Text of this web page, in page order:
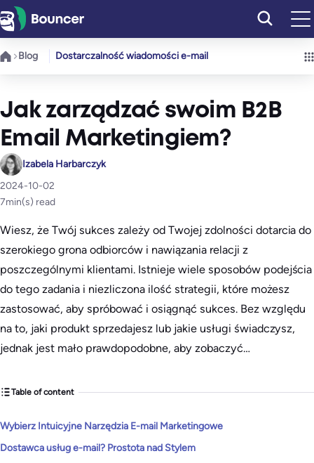
Przejdź
do
treści
Blog Dostarczalność wiadomości e-mail
Jak zarządzać swoim B2B
Email Marketingiem?
Izabela Harbarczyk
2024-10-02
7min(s) read
Wiesz, że Twój sukces zależy od Twojej zdolności dotarcia do
szerokiego grona odbiorców i nawiązania relacji z
poszczególnymi klientami. Istnieje wiele sposobów podejścia
do tego zadania i niezliczona ilość strategii, które możesz
zastosować, aby spróbować i osiągnąć sukces. Bez względu
na to, jaki produkt sprzedajesz lub jakie usługi świadczysz,
jednak jest mało prawdopodobne, aby zobaczyć…
Table of content
Wybierz Intuicyjne Narzędzia E-mail Marketingowe
Dostawca usług e-mail? Prostota nad Stylem